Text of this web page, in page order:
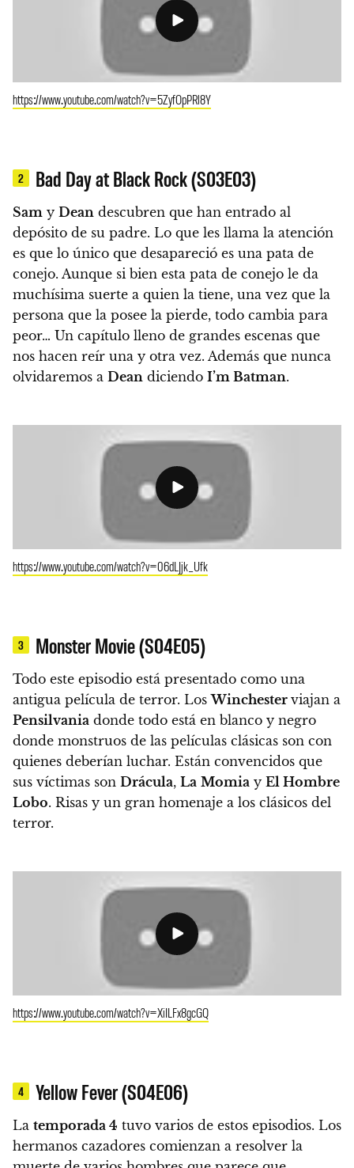
https://www.youtube.com/watch?v=5ZyfOpPRl8Y
2 Bad Day at Black Rock (S03E03)
Sam y Dean descubren que han entrado al
depósito de su padre. Lo que les llama la atención
es que lo único que desapareció es una pata de
conejo. Aunque si bien esta pata de conejo le da
muchísima suerte a quien la tiene, una vez que la
persona que la posee la pierde, todo cambia para
peor… Un capítulo lleno de grandes escenas que
nos hacen reír una y otra vez. Además que nunca
olvidaremos a Dean diciendo I’m Batman.
https://www.youtube.com/watch?v=06dLJjk_Ufk
3 Monster Movie (S04E05)
Todo este episodio está presentado como una
antigua película de terror. LosWinchester viajan a
Pensilvania donde todo está en blanco y negro
donde monstruos de las películas clásicas son con
quienes deberían luchar. Están convencidos que
sus víctimas son Drácula, La Momia y El Hombre
Lobo. Risas y un gran homenaje a los clásicos del
terror.
https://www.youtube.com/watch?v=XiILFx8gcGQ
4 Yellow Fever (S04E06)
La temporada 4 tuvo varios de estos episodios. Los
hermanos cazadores comienzan a resolver la